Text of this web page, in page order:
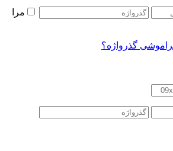
مرا
گذرواژه؟